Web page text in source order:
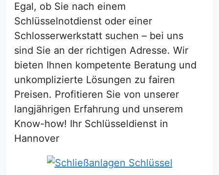
Egal, ob Sie nach einem
Schlüsselnotdienst oder einer
Schlosserwerkstatt suchen – bei uns
sind Sie an der richtigen Adresse. Wir
bieten Ihnen kompetente Beratung und
unkomplizierte Lösungen zu fairen
Preisen. Profitieren Sie von unserer
langjährigen Erfahrung und unserem
Know-how! Ihr Schlüsseldienst in
Hannover